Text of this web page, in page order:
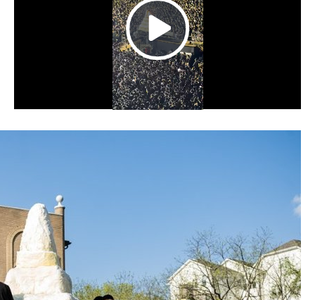
Play
Video